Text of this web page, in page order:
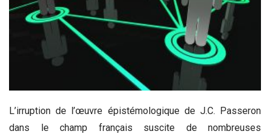
L’irruption de l’œuvre épistémologique de J.C. Passeron
dans le champ français suscite de nombreuses